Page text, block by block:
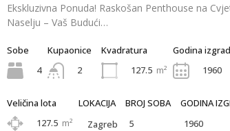
Ekskluzivna Ponuda! Raskošan Penthouse na
Naselju – Vaš Budući…
Sobe
4
Kupaonice
2
Kvadratura
127.5 m²
Godina
1960
Veličina lota
127.5 m²
LOKACIJA
Zagreb
BROJ SOBA
5
GODINA
1960